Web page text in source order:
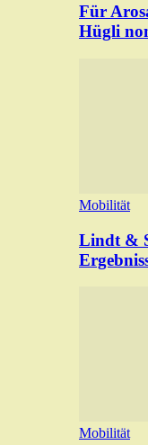
Für
Hügli
Mobilität
Lindt &
Mobilität